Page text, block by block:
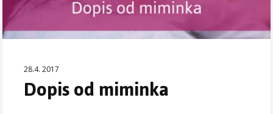
28.4. 2017
Dopis od miminka